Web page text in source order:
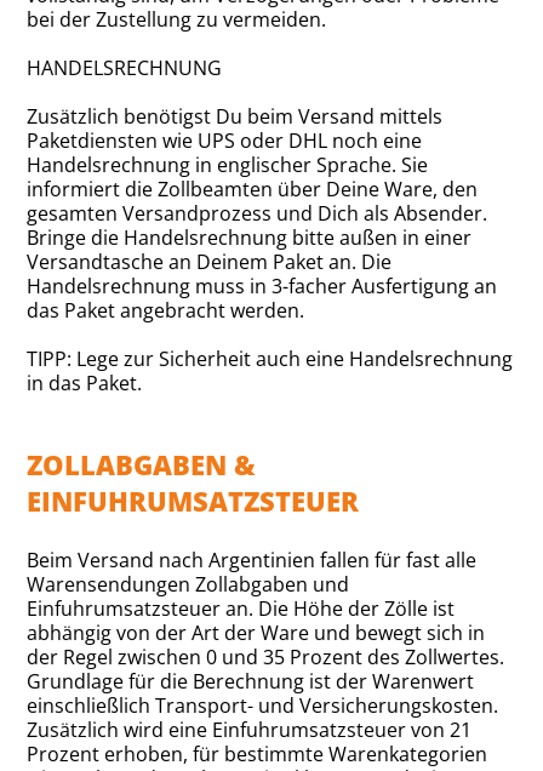
bei der Zustellung zu vermeiden.
HANDELSRECHNUNG
Zusätzlich benötigst Du beim Versand mittels
Paketdiensten wie UPS oder DHL noch eine
Handelsrechnung in englischer Sprache. Sie
informiert die Zollbeamten über Deine Ware, den
gesamten Versandprozess und Dich als Absender.
Bringe die Handelsrechnung bitte außen in einer
Versandtasche an Deinem Paket an. Die
Handelsrechnung muss in 3-facher Ausfertigung an
das Paket angebracht werden.
TIPP: Lege zur Sicherheit auch eine Handelsrechnung
in das Paket.
ZOLLABGABEN &
EINFUHRUMSATZSTEUER
Beim Versand nach Argentinien fallen für fast alle
Warensendungen Zollabgaben und
Einfuhrumsatzsteuer an. Die Höhe der Zölle ist
abhängig von der Art der Ware und bewegt sich in
der Regel zwischen 0 und 35 Prozent des Zollwertes.
Grundlage für die Berechnung ist der Warenwert
einschließlich Transport- und Versicherungskosten.
Zusätzlich wird eine Einfuhrumsatzsteuer von 21
Prozent erhoben, für bestimmte Warenkategorien